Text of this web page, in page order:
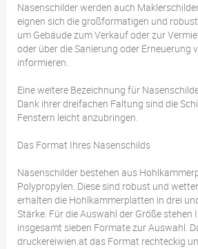
Nasenschilder werden auch
eignen sich die großformatigen und
um Gebäude zum Verkauf oder zur
oder über die Sanierung oder Erneuerung
informieren.
Eine weitere Bezeichnung für
Dank ihrer dreifachen Faltung sind die
Fenstern leicht anzubringen.
Das Format Ihres Nasenschilds
Nasenschilder bestehen aus
Polypropylen. Diese sind robust und
erhalten die Hohlkammerplatten in drei
Stärke. Für die Auswahl der Größe stehen
insgesamt sieben Formate zur Auswahl.
druckereiwien.at das Format rechteckig